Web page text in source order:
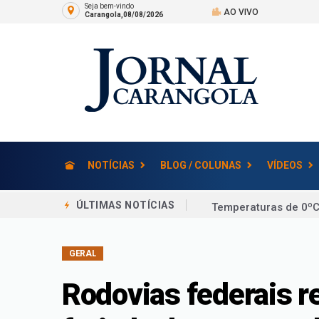
Seja bem-vindo
Carangola,08/08/2026
AO VIVO
NOTÍCIAS BLOG / COLUNAS VÍDEOS
ÚLTIMAS NOTÍCIAS
Temperaturas de
Um em cada
Você Viu? Bailarino
GERAL
Rodovias federais